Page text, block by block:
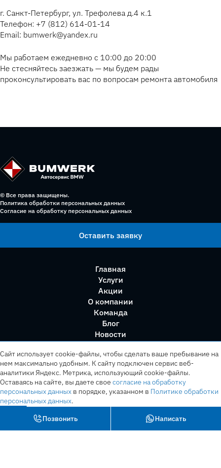
г. Санкт-Петербург, ул. Трефолева д.4 к.1
Телефон: +7 (812) 614-01-14
Email: bumwerk@yandex.ru
Мы работаем ежедневно с 10:00 до 20:00
Не стесняйтесь заезжать — мы будем рады
проконсультировать вас по вопросам ремонта автомобиля
© Все права защищены.
Политика обработки персональных данных
Согласие на обработку персональных данных
Оставить заявку
Главная
Услуги
Акции
О компании
Команда
Блог
Новости
Позвонить Написать
Сайт использует cookie-файлы, чтобы сделать ваше пребывание на
нем максимально удобным. К cайту подключен сервис веб-
аналитики Яндекс. Метрика, использующий cookie-файлы.
Оставаясь на сайте, вы даете свое согласие на обработку
персональных данных в порядке, указанном в Политике обработки
персональных данных.